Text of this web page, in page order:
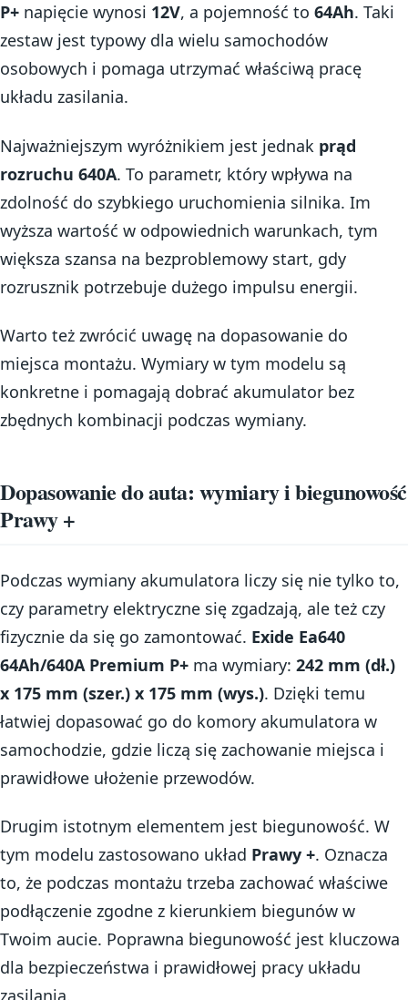
P+ napięcie wynosi 12V, a pojemność to 64Ah. Taki
zestaw jest typowy dla wielu samochodów
osobowych i pomaga utrzymać właściwą pracę
układu zasilania.
Najważniejszym wyróżnikiem jest jednak prąd
rozruchu 640A. To parametr, który wpływa na
zdolność do szybkiego uruchomienia silnika. Im
wyższa wartość w odpowiednich warunkach, tym
większa szansa na bezproblemowy start, gdy
rozrusznik potrzebuje dużego impulsu energii.
Warto też zwrócić uwagę na dopasowanie do
miejsca montażu. Wymiary w tym modelu są
konkretne i pomagają dobrać akumulator bez
zbędnych kombinacji podczas wymiany.
Dopasowanie do auta: wymiary i biegunowość
Prawy +
Podczas wymiany akumulatora liczy się nie tylko to,
czy parametry elektryczne się zgadzają, ale też czy
fizycznie da się go zamontować. Exide Ea640
64Ah/640A Premium P+ ma wymiary: 242 mm (dł.)
x 175 mm (szer.) x 175 mm (wys.). Dzięki temu
łatwiej dopasować go do komory akumulatora w
samochodzie, gdzie liczą się zachowanie miejsca i
prawidłowe ułożenie przewodów.
Drugim istotnym elementem jest biegunowość. W
tym modelu zastosowano układ Prawy +. Oznacza
to, że podczas montażu trzeba zachować właściwe
podłączenie zgodne z kierunkiem biegunów w
Twoim aucie. Poprawna biegunowość jest kluczowa
dla bezpieczeństwa i prawidłowej pracy układu
zasilania.